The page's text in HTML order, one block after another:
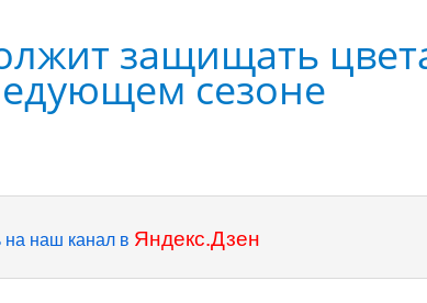
защищать
сезоне
наш канал в Яндекс.Дзен